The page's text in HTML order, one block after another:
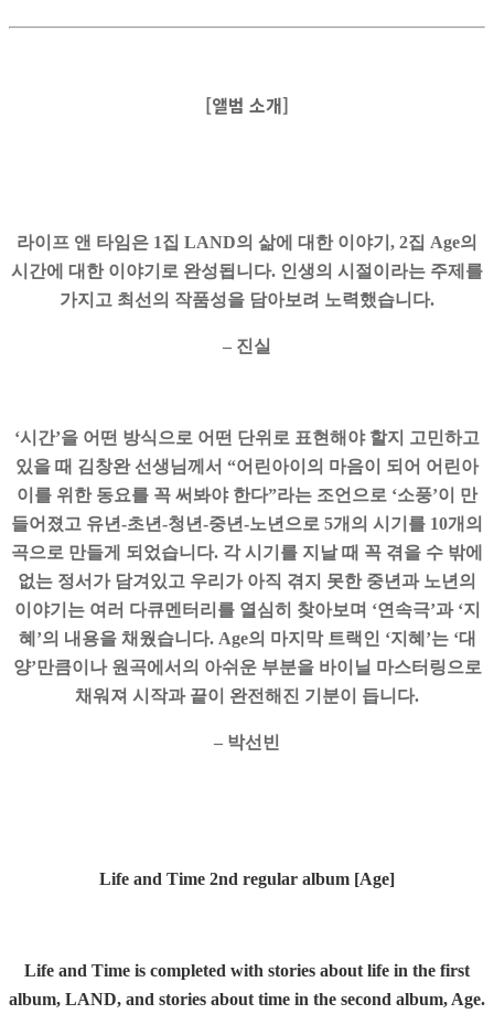
[앨범 소개]
라이프 앤 타임은 1집 LAND의 삶에 대한 이야기, 2집 Age의
시간에 대한 이야기로 완성됩니다. 인생의 시절이라는 주제를
가지고 최선의 작품성을 담아보려 노력했습니다.
– 진실
‘시간’을 어떤 방식으로 어떤 단위로 표현해야 할지 고민하고
있을 때 김창완 선생님께서 “어린아이의 마음이 되어 어린아
이를 위한 동요를 꼭 써봐야 한다”라는 조언으로 ‘소풍’이 만
들어졌고 유년-초년-청년-중년-노년으로 5개의 시기를 10개의
곡으로 만들게 되었습니다. 각 시기를 지날 때 꼭 겪을 수 밖에
없는 정서가 담겨있고 우리가 아직 겪지 못한 중년과 노년의
이야기는 여러 다큐멘터리를 열심히 찾아보며 ‘연속극’과 ‘지
혜’의 내용을 채웠습니다. Age의 마지막 트랙인 ‘지혜’는 ‘대
양’만큼이나 원곡에서의 아쉬운 부분을 바이닐 마스터링으로
채워져 시작과 끝이 완전해진 기분이 듭니다.
– 박선빈
Life and Time 2nd regular album [Age]
Life and Time is completed with stories about life in the first
album, LAND, and stories about time in the second album, Age.